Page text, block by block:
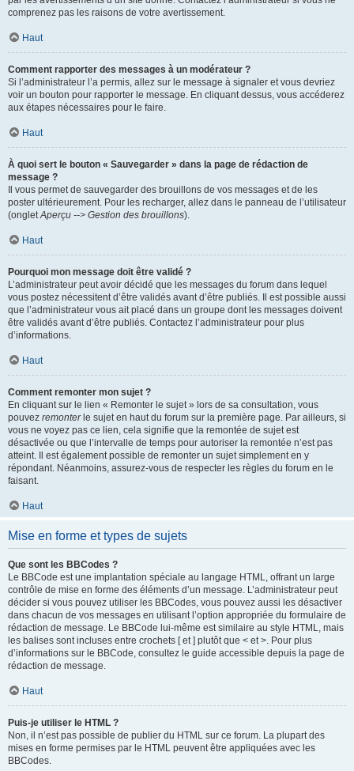
comprenez pas les raisons de votre avertissement.
Haut
Comment rapporter des messages à un modérateur ?
Si l’administrateur l’a permis, allez sur le message à signaler et vous devriez
voir un bouton pour rapporter le message. En cliquant dessus, vous accéderez
aux étapes nécessaires pour le faire.
Haut
À quoi sert le bouton « Sauvegarder » dans la page de rédaction de
message ?
Il vous permet de sauvegarder des brouillons de vos messages et de les
poster ultérieurement. Pour les recharger, allez dans le panneau de l’utilisateur
(ongletAperçu --> Gestion des brouillons).
Haut
Pourquoi mon message doit être validé ?
L’administrateur peut avoir décidé que les messages du forum dans lequel
vous postez nécessitent d’être validés avant d’être publiés. Il est possible aussi
que l’administrateur vous ait placé dans un groupe dont les messages doivent
être validés avant d’être publiés. Contactez l’administrateur pour plus
d’informations.
Haut
Comment remonter mon sujet ?
En cliquant sur le lien « Remonter le sujet » lors de sa consultation, vous
pouvez remonterle sujet en haut du forum sur la première page. Par ailleurs, si
vous ne voyez pas ce lien, cela signifie que la remontée de sujet est
désactivée ou que l’intervalle de temps pour autoriser la remontée n’est pas
atteint. Il est également possible de remonter un sujet simplement en y
répondant. Néanmoins, assurez-vous de respecter les règles du forum en le
faisant.
Haut
Mise en forme et types de sujets
Que sont les BBCodes ?
Le BBCode est une implantation spéciale au langage HTML, offrant un large
contrôle de mise en forme des éléments d’un message. L’administrateur peut
décider si vous pouvez utiliser les BBCodes, vous pouvez aussi les désactiver
dans chacun de vos messages en utilisant l’option appropriée du formulaire de
rédaction de message. Le BBCode lui-même est similaire au style HTML, mais
les balises sont incluses entre crochets [ et ] plutôt que < et >. Pour plus
d’informations sur le BBCode, consultez le guide accessible depuis la page de
rédaction de message.
Haut
Puis-je utiliser le HTML ?
Non, il n’est pas possible de publier du HTML sur ce forum. La plupart des
mises en forme permises par le HTML peuvent être appliquées avec les
BBCodes.